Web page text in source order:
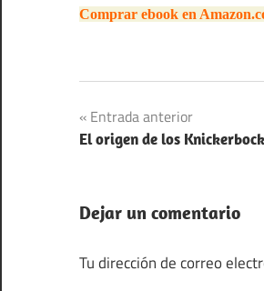
Comprar ebook en
Navegación
de
Entrada anterior
El origen de los
Dejar un comentario
Tu dirección de correo